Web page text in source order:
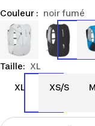
8911423 8911422
Taille: XL
XL
XL XS/S
XS/S
Couleur : noir fumé